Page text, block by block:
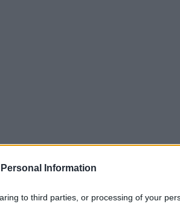
Information
to third parties, or processing of your